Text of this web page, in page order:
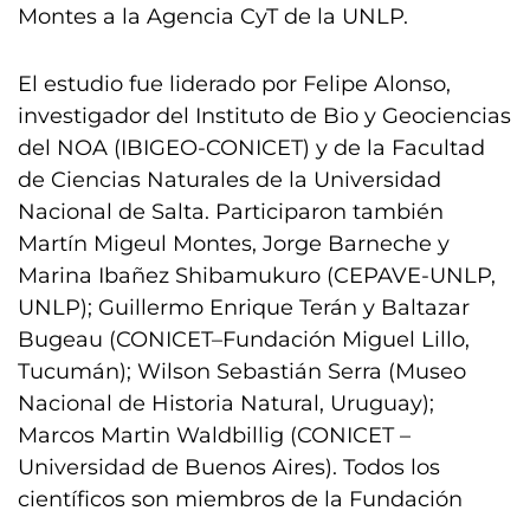
Montes a la Agencia CyT de la UNLP.
El estudio fue liderado por Felipe Alonso,
investigador del Instituto de Bio y Geociencias
del NOA (IBIGEO-CONICET) y de la Facultad
de Ciencias Naturales de la Universidad
Nacional de Salta. Participaron también
Martín Migeul Montes, Jorge Barneche y
Marina Ibañez Shibamukuro (CEPAVE-UNLP,
UNLP); Guillermo Enrique Terán y Baltazar
Bugeau (CONICET–Fundación Miguel Lillo,
Tucumán); Wilson Sebastián Serra (Museo
Nacional de Historia Natural, Uruguay);
Marcos Martin Waldbillig (CONICET –
Universidad de Buenos Aires). Todos los
científicos son miembros de la Fundación